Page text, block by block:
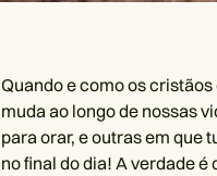
Quando e como os
muda ao longo de nossas
para orar, e outras em que
no final do dia! A verdade